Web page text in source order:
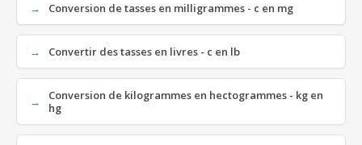
Conversion de tasses en milligrammes - c en mg
Convertir des tasses en livres - c en lb
Conversion de kilogrammes en hectogrammes - kg en
hg